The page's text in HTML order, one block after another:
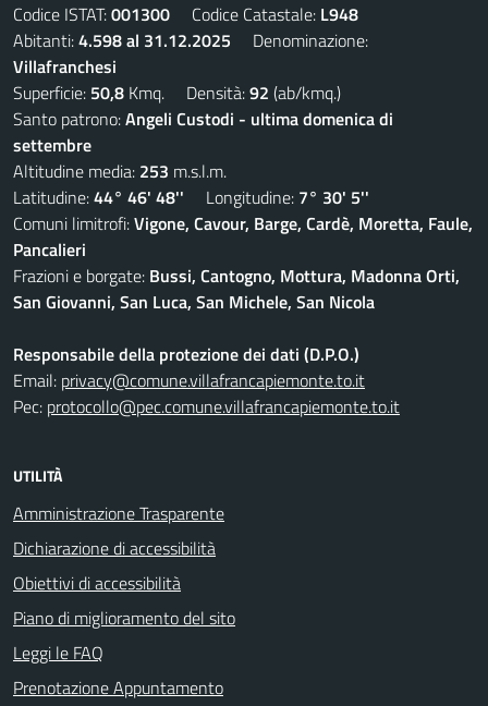
Codice ISTAT:001300 Codice Catastale: L948
Abitanti:4.598 al 31.12.2025 Denominazione:
Villafranchesi
Superficie: 50,8 Kmq. Densità:92 (ab/kmq.)
Santo patrono:Angeli Custodi - ultima domenica di
settembre
Altitudine media: 253 m.s.l.m.
Latitudine:44° 46' 48'' Longitudine: 7° 30' 5''
Comuni limitrofi:Vigone, Cavour, Barge, Cardè, Moretta, Faule,
Pancalieri
Frazioni e borgate: Bussi, Cantogno, Mottura, Madonna Orti,
San Giovanni, San Luca, San Michele, San Nicola
Responsabile della protezione dei dati (D.P.O.)
Email: privacy@comune.villafrancapiemonte.to.it
Pec: protocollo@pec.comune.villafrancapiemonte.to.it
UTILITÀ
Amministrazione Trasparente
Dichiarazione di accessibilità
Obiettivi di accessibilità
Piano di miglioramento del sito
Leggi le FAQ
Prenotazione Appuntamento